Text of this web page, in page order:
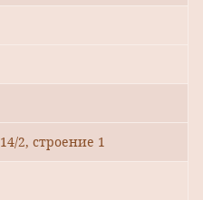
2, строение 1